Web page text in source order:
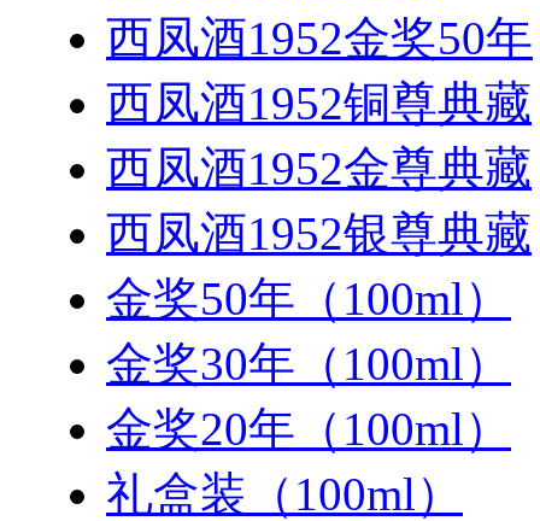
西凤酒1952金奖50年
西凤酒1952铜尊典藏
西凤酒1952金尊典藏
西凤酒1952银尊典藏
金奖50年（100ml）
金奖30年（100ml）
金奖20年（100ml）
礼盒装（100ml）